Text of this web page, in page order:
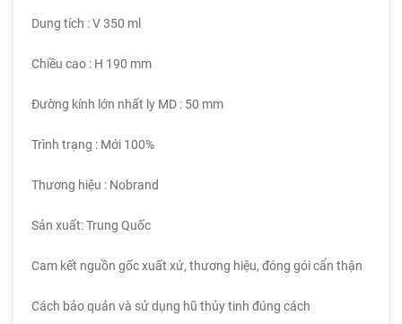
Dung tích : V 350 ml
Chiều cao : H 190 mm
Đường kính lớn nhất ly MD : 50 mm
Trình trạng : Mới 100%
Thương hiệu : Nobrand
Sản xuất: Trung Quốc
Cam kết nguồn gốc xuất xứ, thương hiệu, đóng gói cẩn thận
Cách bảo quản và sử dụng hũ thủy tinh đúng cách